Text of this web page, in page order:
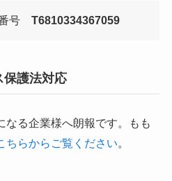
番号T6810334367059
保護法対応
なる企業様へ朗報です。もも
ちらからご覧ください。